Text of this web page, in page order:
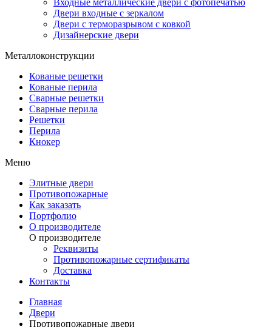
Входные металлические двери с фотопечатью
Двери входные с зеркалом
Двери с терморазрывом с ковкой
Дизайнерские двери
Металлоконструкции
Кованые решетки
Кованые перила
Сварные решетки
Сварные перила
Решетки
Перила
Кнокер
Меню
Элитные двери
Противопожарные
Как заказать
Портфолио
О производителе
О производителе
Реквизиты
Противопожарные сертификаты
Доставка
Контакты
Главная
Двери
Противопожарные двери